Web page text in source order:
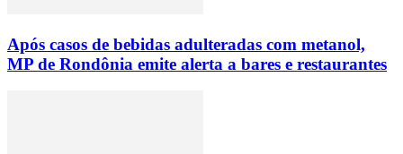
Após casos de bebidas adulteradas com metanol,
MP de Rondônia emite alerta a bares e restaurantes